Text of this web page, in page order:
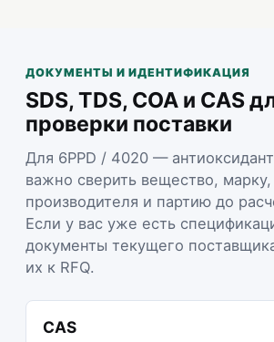
ДОКУМЕНТЫ И ИДЕНТИФИКАЦИЯ
SDS, TDS, COA и CAS
проверки поставки
Для 6PPD / 4020 —
важно сверить вещество, марку,
производителя и партию до
Если у вас уже есть
документы текущего
их к RFQ.
CAS